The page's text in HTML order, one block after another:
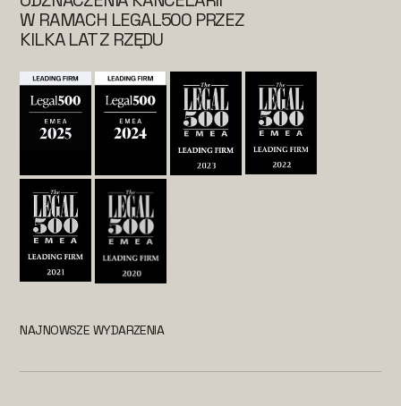
W RAMACH LEGAL500 PRZEZ
KILKA LAT Z RZĘDU
NAJNOWSZE WYDARZENIA